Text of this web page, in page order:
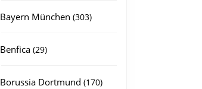
Bayern München 303303
Benfica 2929
Borussia Dortmund 170170